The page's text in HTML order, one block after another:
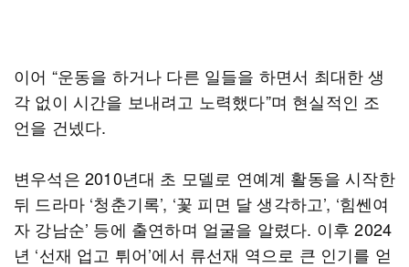
이어 “운동을 하거나 다른 일들을 하면서 최대한 생
각 없이 시간을 보내려고 노력했다”며 현실적인 조
언을 건넸다.
변우석은 2010년대 초 모델로 연예계 활동을 시작한
뒤 드라마 ‘청춘기록’, ‘꽃 피면 달 생각하고’, ‘힘쎈여
자 강남순’ 등에 출연하며 얼굴을 알렸다. 이후 2024
년 ‘선재 업고 튀어’에서 류선재 역으로 큰 인기를 얻